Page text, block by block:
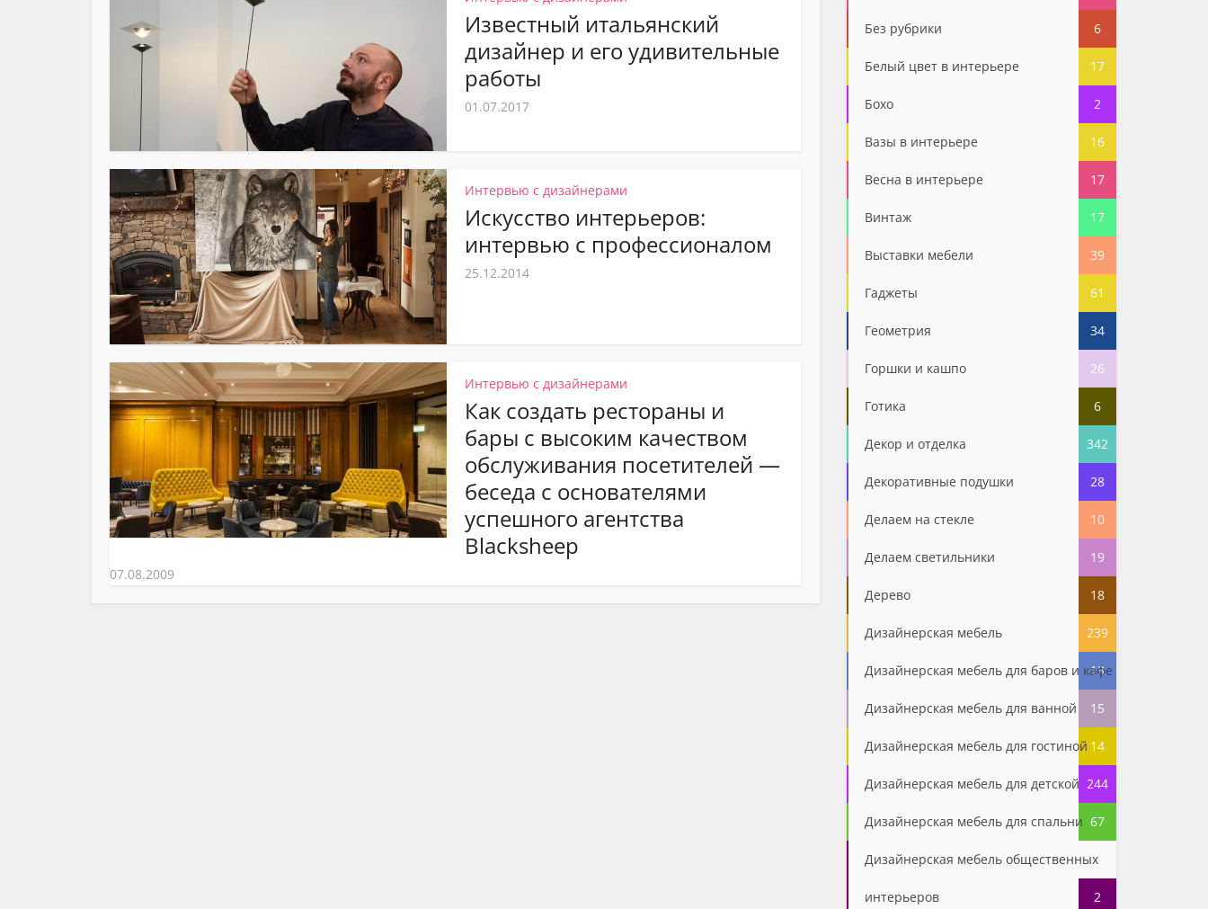
Известный итальянский
дизайнер и его удивительные
работы
01.07.2017
Интервью с дизайнерами
Искусство интерьеров:
интервью с профессионалом
25.12.2014
Интервью с дизайнерами
Как создать рестораны и
бары с высоким качеством
обслуживания посетителей —
беседа с основателями
успешного агентства
Blacksheep
07.08.2009
Без рубрики 6
Белый цвет в интерьере 17
Бохо 2
Вазы в интерьере 16
Весна в интерьере 17
Винтаж 17
Выставки мебели 39
Гаджеты 61
Геометрия 34
Горшки и кашпо 26
Готика 6
Декор и отделка 342
Декоративные подушки 28
Делаем на стекле 10
Делаем светильники 19
Дерево 18
Дизайнерская мебель 239
Дизайнерская мебель для баров и кафе
13
Дизайнерская мебель для ванной 15
Дизайнерская мебель для гостиной 14
Дизайнерская мебель для детской 244
Дизайнерская мебель для спальни 67
Дизайнерская мебель общественных
интерьеров 2